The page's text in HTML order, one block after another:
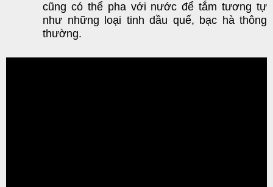
cũng có thể pha với nước để tắm tương tự
như những loại tinh dầu quế, bạc hà thông
thường.